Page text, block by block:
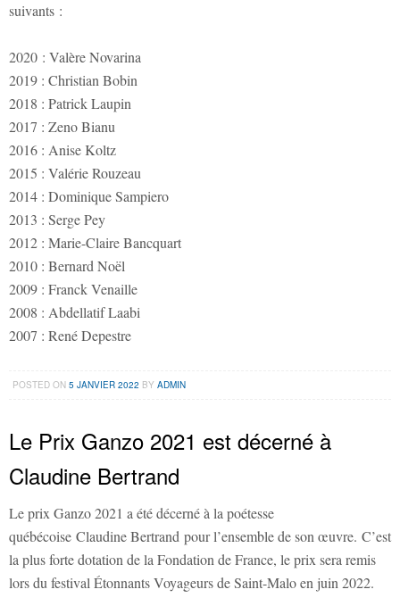
suivants :
2020 : Valère Novarina
2019 : Christian Bobin
2018 : Patrick Laupin
2017 : Zeno Bianu
2016 : Anise Koltz
2015 : Valérie Rouzeau
2014 : Dominique Sampiero
2013 : Serge Pey
2012 : Marie-Claire Bancquart
2010 : Bernard Noël
2009 : Franck Venaille
2008 : Abdellatif Laabi
2007 : René Depestre
POSTED ON5 JANVIER 2022 BYADMIN
Le Prix Ganzo 2021 est décerné à
Claudine Bertrand
Le prix Ganzo 2021 a été décerné à la poétesse
québécoise Claudine Bertrand pour l’ensemble de son œuvre. C’est
la plus forte dotation de la Fondation de France, le prix sera remis
lors du festival Étonnants Voyageurs de Saint-Malo en juin 2022.